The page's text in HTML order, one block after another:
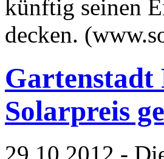
künftig seinen
decken.
Gartenstadt
Solarpreis